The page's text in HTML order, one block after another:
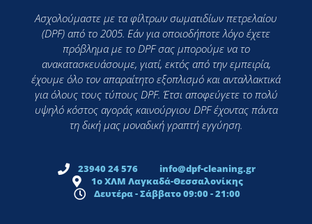
Ασχολούμαστε με τα φίλτρων σωματιδίων πετρελαίου
(DPF) από το 2005. Εάν για οποιοδήποτε λόγο έχετε
πρόβλημα με το DPF σας μπορούμε να το
ανακατασκευάσουμε, γιατί, εκτός από την εμπειρία,
έχουμε όλο τον απαραίτητο εξοπλισμό και ανταλλακτικά
για όλους τους τύπους DPF. Έτσι αποφεύγετε το πολύ
υψηλό κόστος αγοράς καινούργιου DPF έχοντας πάντα
τη δική μας μοναδική γραπτή εγγύηση.
23940 24 576
info@dpf-cleaning.gr
1ο ΧΛΜ Λαγκαδά-Θεσσαλονίκης
Δευτέρα - Σάββατο 09:00 - 21:00